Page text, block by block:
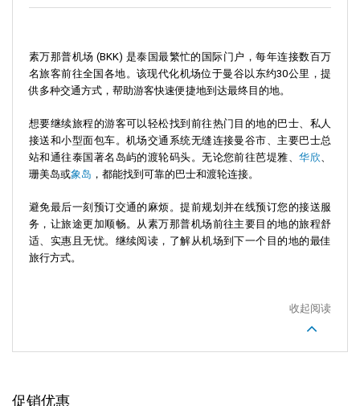
素万那普机场 (BKK) 是泰国最繁忙的国际门户，每年连接数百万
名旅客前往全国各地。该现代化机场位于曼谷以东约30公里，提
供多种交通方式，帮助游客快速便捷地到达最终目的地。
想要继续旅程的游客可以轻松找到前往热门目的地的巴士、私人
接送和小型面包车。机场交通系统无缝连接曼谷市、主要巴士总
站和通往泰国著名岛屿的渡轮码头。无论您前往芭堤雅、华欣、
珊美岛或象岛 ，都能找到可靠的巴士和渡轮连接。
避免最后一刻预订交通的麻烦。提前规划并在线预订您的接送服
务，让旅途更加顺畅。从素万那普机场前往主要目的地的旅程舒
适、实惠且无忧。继续阅读，了解从机场到下一个目的地的最佳
旅行方式。
收起阅读
促销优惠